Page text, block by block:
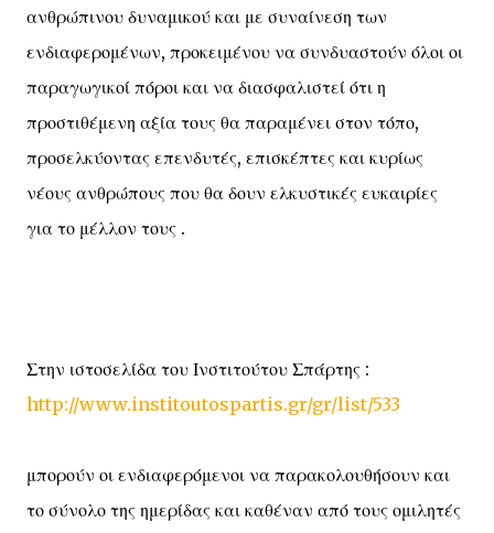
ανθρώπινου δυναμικού και με συναίνεση των
ενδιαφερομένων, προκειμένου να συνδυαστούν όλοι οι
παραγωγικοί πόροι και να διασφαλιστεί ότι η
προστιθέμενη αξία τους θα παραμένει στον τόπο,
προσελκύοντας επενδυτές, επισκέπτες και κυρίως
νέους ανθρώπους που θα δουν ελκυστικές ευκαιρίες
για το μέλλον τους .
Στην ιστοσελίδα του Ινστιτούτου Σπάρτης :
http://www.institoutospartis.gr/gr/list/533
μπορούν οι ενδιαφερόμενοι να παρακολουθήσουν και
το σύνολο της ημερίδας και καθέναν από τους ομιλητές